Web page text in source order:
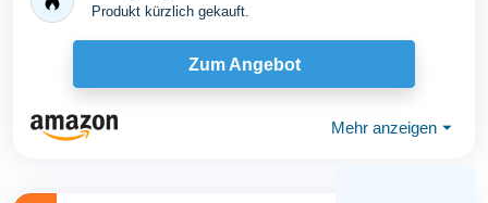
Produkt kürzlich gekauft.
Zum Angebot
Mehr anzeigen ⏷